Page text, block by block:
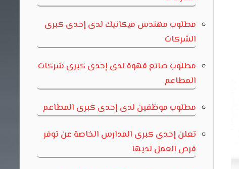
مطلوب مهندس ميكانيك لدى إحدى كبرى
الشركات
مطلوب صانع قهوة لدى إحدى كبرى شركات
المطاعم
مطلوب موظفين لدى إحدى كبرى المطاعم
تعلن إحدى كبرى المدارس الخاصة عن توفر
فرص العمل لديها